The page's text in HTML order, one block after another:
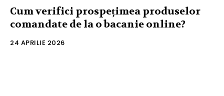
Cum verifici prospețimea produselor
comandate de la o bacanie online?
24 APRILIE 2026